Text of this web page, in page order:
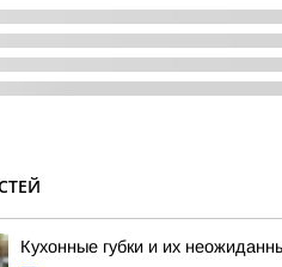
Кухонные губки и их